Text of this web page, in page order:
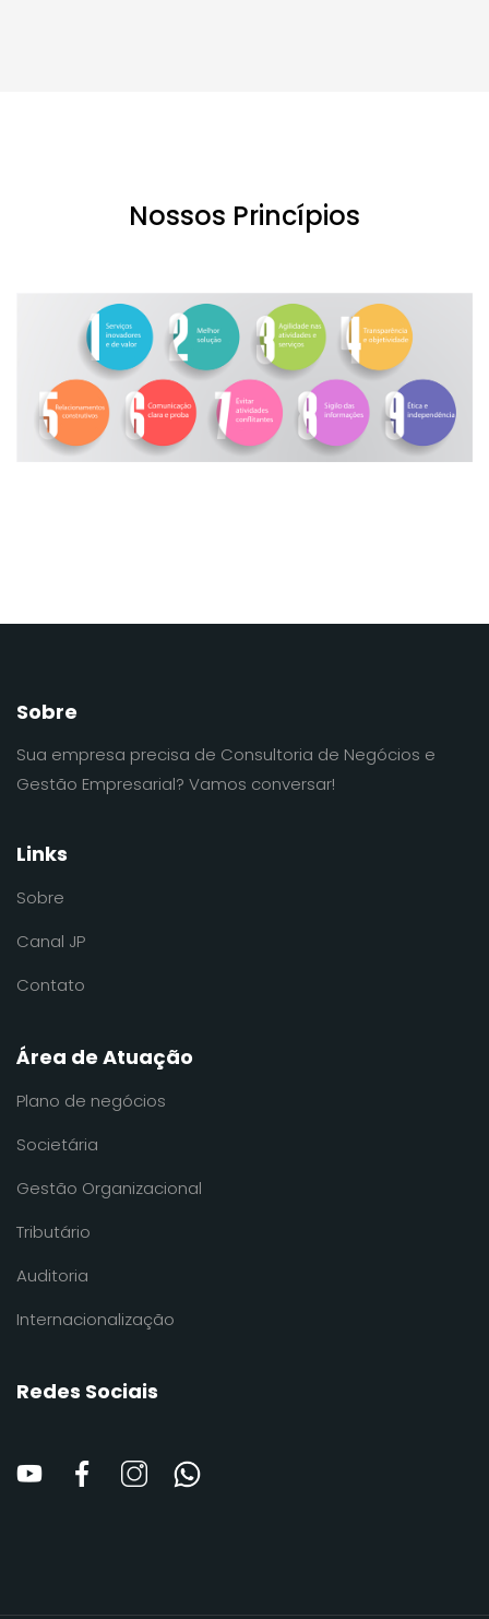
Nossos Princípios
Sobre
Sua empresa precisa de Consultoria de Negócios e
Gestão Empresarial? Vamos conversar!
Links
Sobre
Canal JP
Contato
Área de Atuação
Plano de negócios
Societária
Gestão Organizacional
Tributário
Auditoria
Internacionalização
Redes Sociais